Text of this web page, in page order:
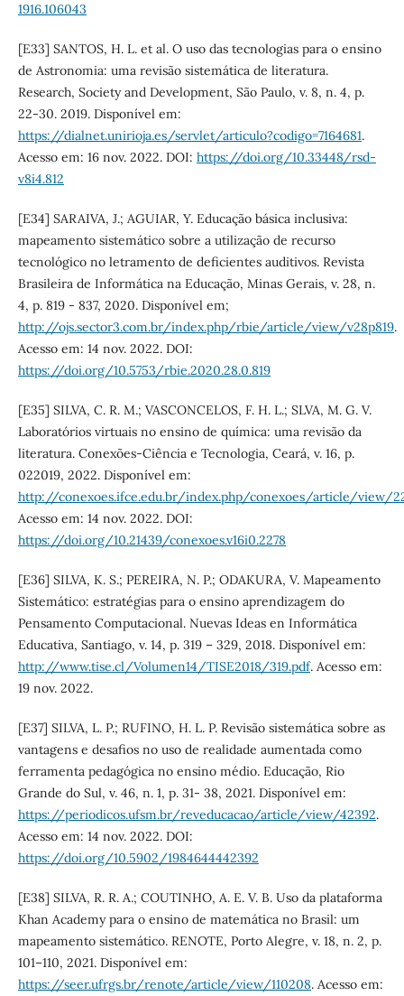
1916.106043
[E33] SANTOS, H. L. et al. O uso das tecnologias para o ensino
de Astronomia: uma revisão sistemática de literatura.
Research, Society and Development, São Paulo, v. 8, n. 4, p.
22-30. 2019. Disponível em:
https://dialnet.unirioja.es/servlet/articulo?codigo=7164681.
Acesso em: 16 nov. 2022. DOI: https://doi.org/10.33448/rsd-
v8i4.812
[E34] SARAIVA, J.; AGUIAR, Y. Educação básica inclusiva:
mapeamento sistemático sobre a utilização de recurso
tecnológico no letramento de deficientes auditivos. Revista
Brasileira de Informática na Educação, Minas Gerais, v. 28, n.
4, p. 819 - 837, 2020. Disponível em;
http://ojs.sector3.com.br/index.php/rbie/article/view/v28p819.
Acesso em: 14 nov. 2022. DOI:
https://doi.org/10.5753/rbie.2020.28.0.819
[E35] SILVA, C. R. M.; VASCONCELOS, F. H. L.; SLVA, M. G. V.
Laboratórios virtuais no ensino de química: uma revisão da
literatura. Conexões-Ciência e Tecnologia, Ceará, v. 16, p.
022019, 2022. Disponível em:
http://conexoes.ifce.edu.br/index.php/conexoes/article/view/
Acesso em: 14 nov. 2022. DOI:
https://doi.org/10.21439/conexoes.v16i0.2278
[E36] SILVA, K. S.; PEREIRA, N. P.; ODAKURA, V. Mapeamento
Sistemático: estratégias para o ensino aprendizagem do
Pensamento Computacional. Nuevas Ideas en Informática
Educativa, Santiago, v. 14, p. 319 – 329, 2018. Disponível em:
http://www.tise.cl/Volumen14/TISE2018/319.pdf. Acesso em:
19 nov. 2022.
[E37] SILVA, L. P.; RUFINO, H. L. P. Revisão sistemática sobre as
vantagens e desafios no uso de realidade aumentada como
ferramenta pedagógica no ensino médio. Educação, Rio
Grande do Sul, v. 46, n. 1, p. 31- 38, 2021. Disponível em:
https://periodicos.ufsm.br/reveducacao/article/view/42392.
Acesso em: 14 nov. 2022. DOI:
https://doi.org/10.5902/1984644442392
[E38] SILVA, R. R. A.; COUTINHO, A. E. V. B. Uso da plataforma
Khan Academy para o ensino de matemática no Brasil: um
mapeamento sistemático. RENOTE, Porto Alegre, v. 18, n. 2, p.
101–110, 2021. Disponível em:
https://seer.ufrgs.br/renote/article/view/110208. Acesso em: